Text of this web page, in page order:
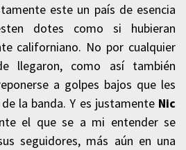
este un país de esencia
dotes como si hubieran
californiano. No por cualquier
llegaron, como así también
a golpes bajos que les
la banda. Y es justamente Nic
el que se a mi entender se
seguidores, más aún en una